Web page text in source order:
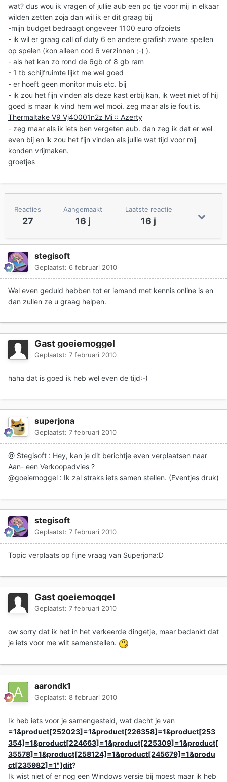
wat? dus wou ik vragen of jullie aub een pc tje voor mij in elkaar
wilden zetten zoja dan wil ik er dit graag bij
-mijn budget bedraagt ongeveer 1100 euro ofzoiets
- ik wil er graag call of duty 6 en andere grafish zware spellen
op spelen (kon alleen cod 6 verzinnen ;-) ).
- als het kan zo rond de 6gb of 8 gb ram
- 1 tb schijfruimte lijkt me wel goed
- er hoeft geen monitor muis etc. bij
- ik zou het fijn vinden als deze kast erbij kan, ik weet niet of hij
goed is maar ik vind hem wel mooi. zeg maar als ie fout is.
Thermaltake V9 Vj40001n2z Mi :: Azerty
- zeg maar als ik iets ben vergeten aub. dan zeg ik dat er wel
even bij en ik zou het fijn vinden als jullie wat tijd voor mij
konden vrijmaken.
groetjes
Reacties
27
Aangemaakt
16 j
Laatste reactie
16 j
stegisoft
Geplaatst: 6 februari 2010
Wel even geduld hebben tot er iemand met kennis online is en
dan zullen ze u graag helpen.
Gast goeiemoggel
Geplaatst: 7 februari 2010
haha dat is goed ik heb wel even de tijd:-)
superjona
Geplaatst: 7 februari 2010
@ Stegisoft : Hey, kan je dit berichtje even verplaatsen naar
Aan- een Verkoopadvies ?
@goeiemoggel : Ik zal straks iets samen stellen. (Eventjes druk)
stegisoft
Geplaatst: 7 februari 2010
Topic verplaats op fijne vraag van Superjona:D
Gast goeiemoggel
Geplaatst: 7 februari 2010
ow sorry dat ik het in het verkeerde dingetje, maar bedankt dat
je iets voor me wilt samenstellen.
aarondk1
Geplaatst: 8 februari 2010
Ik heb iets voor je samengesteld, wat dacht je van
=1&product[252023]=1&product[226358]=1&product[253
354]=1&product[224663]=1&product[225309]=1&product[
35578]=1&product[258124]=1&product[245679]=1&produ
ct[235982]=1"]dit?
Ik wist niet of er nog een Windows versie bij moest maar ik heb